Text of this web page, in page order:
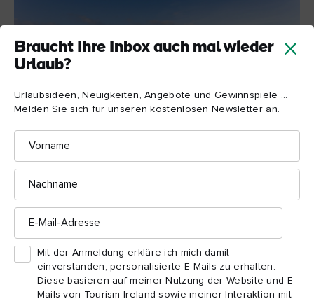
Braucht Ihre Inbox auch mal wieder
Urlaub?
Urlaubsideen, Neuigkeiten, Angebote und Gewinnspiele ...
Melden Sie sich für unseren kostenlosen Newsletter an.
Vorname
Nachname
E-
Mail-
Mit der Anmeldung erkläre ich mich damit
einverstanden, personalisierte E-Mails zu erhalten.
Diese basieren auf meiner Nutzung der Website und E-
Mails von Tourism Ireland sowie meiner Interaktion mit
Sie möchten noch mehr sehen?
Hier ist eine schöne Artikelauswahl zum